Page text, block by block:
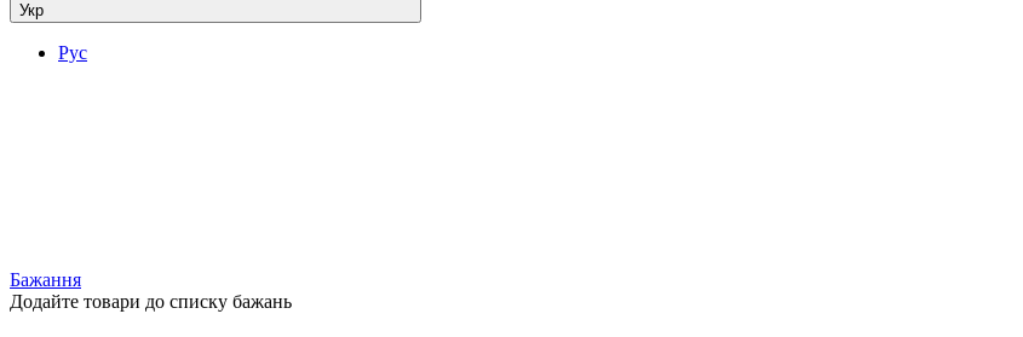
Укр
Рус
Бажання
Додайте товари до списку бажань